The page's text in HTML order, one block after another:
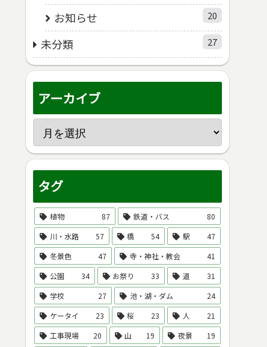
お知らせ 20
未分類 27
アーカイブ
タグ
植物 87 鉄道・バス
80
川・水路
57 橋 54 駅
47
冬景色
47 寺・神社・教会
41
公園
34 お祭り 33 道
31
学校
27 池・湖・ダム
24
ケータイ
23 桜 23 人
21
工事現場
20 山 19 夜景
19